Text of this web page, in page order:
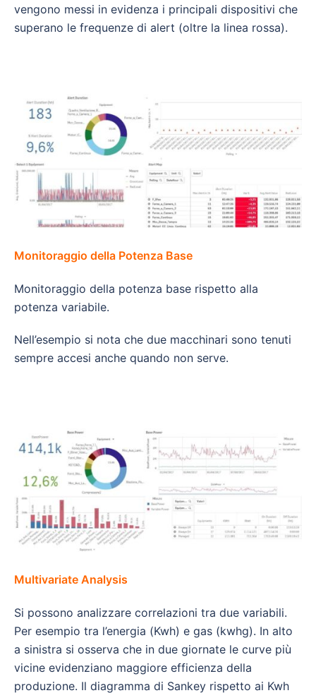
vengono messi in evidenza i principali dispositivi che
superano le frequenze di alert (oltre la linea rossa).
Monitoraggio della Potenza Base
Monitoraggio della potenza base rispetto alla
potenza variabile.
Nell’esempio si nota che due macchinari sono tenuti
sempre accesi anche quando non serve.
Multivariate Analysis
Si possono analizzare correlazioni tra due variabili.
Per esempio tra l’energia (Kwh) e gas (kwhg). In alto
a sinistra si osserva che in due giornate le curve più
vicine evidenziano maggiore efficienza della
produzione. Il diagramma di Sankey rispetto ai Kwh